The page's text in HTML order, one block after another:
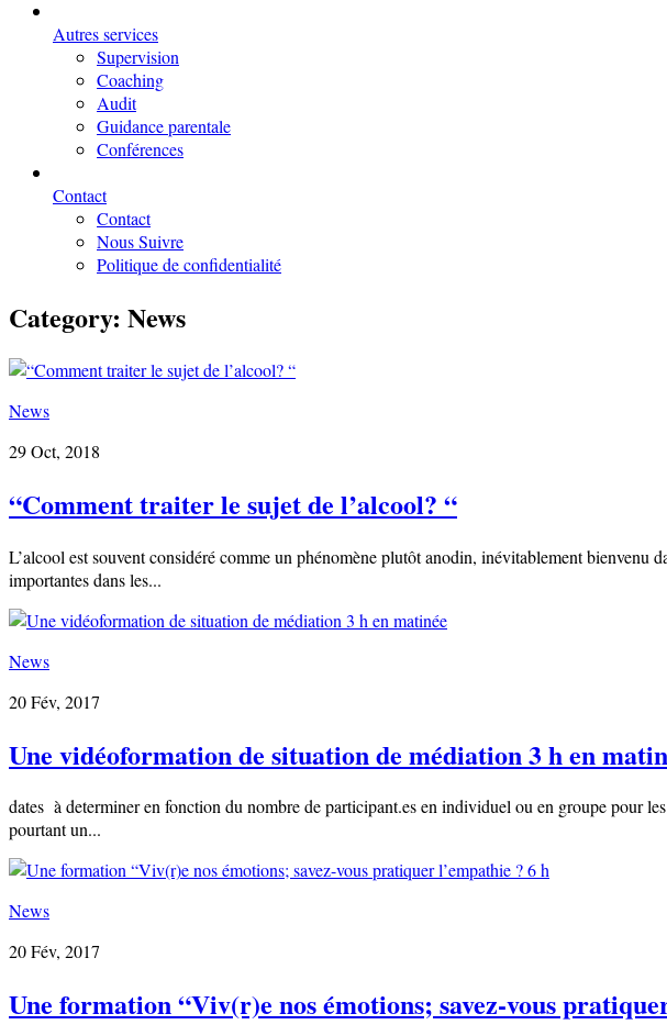
Autres services
Supervision
Coaching
Audit
Guidance parentale
Conférences
Contact
Contact
Nous Suivre
Politique de confidentialité
Category: News
News
29 Oct, 2018
“Comment traiter le sujet de l’alcool? “
L’alcool est souvent considéré comme un phénomène plutôt anodin, inévitablement
importantes dans les...
News
20 Fév, 2017
Une vidéoformation de situation de médiation 3 h en
dates à determiner en fonction du nombre de participant.es en individuel ou en groupe pour
pourtant un...
News
20 Fév, 2017
Une formation “Viv(r)e nos émotions; savez-vous